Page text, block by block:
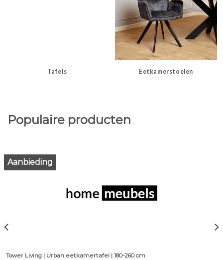
Tafels Eetkamerstoelen
Populaire producten
Aanbieding
Tower Living | Urban eetkamertafel | 180-260 cm